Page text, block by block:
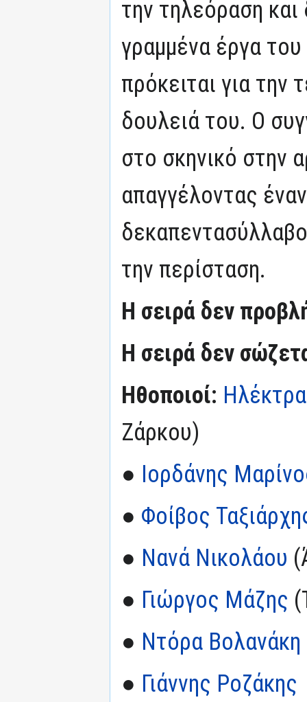
την τηλεόραση
γραμμένα έργα
πρόκειται για την
δουλειά του. Ο
στο σκηνικό στην
απαγγέλοντας
την περίσταση.
Η σειρά δεν
Η σειρά δεν
Ηθοποιοί:
Ζάρκου)
● Ιορδάνης
● Φοίβος
● Νανά Νικολάου
● Γιώργος Μάζης
● Ντόρα Βολανάκη
● Γιάννης Ροζάκης